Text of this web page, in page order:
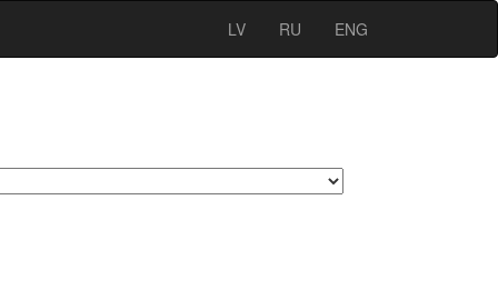
LV RU ENG